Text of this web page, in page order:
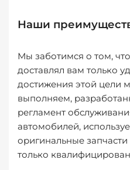
Наши
Мы заботимся о том,
доставлял вам только
достижения этой цели
выполняем,
регламент
автомобилей,
оригинальные
только